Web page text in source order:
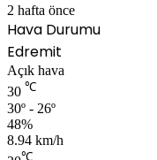
2 hafta önce
Hava Durumu
Edremit
Açık hava
30 ℃
30º - 26º
48%
8.94 km/h
℃